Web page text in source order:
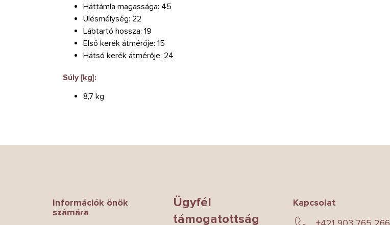
Háttámla magassága: 45
Ülésmélység: 22
Lábtartó hossza: 19
Első kerék átmérője: 15
Hátsó kerék átmérője: 24
Súly [kg]:
8,7 kg
Információk önök
számára
Ügyfél
támogatottság
Kapcsolat